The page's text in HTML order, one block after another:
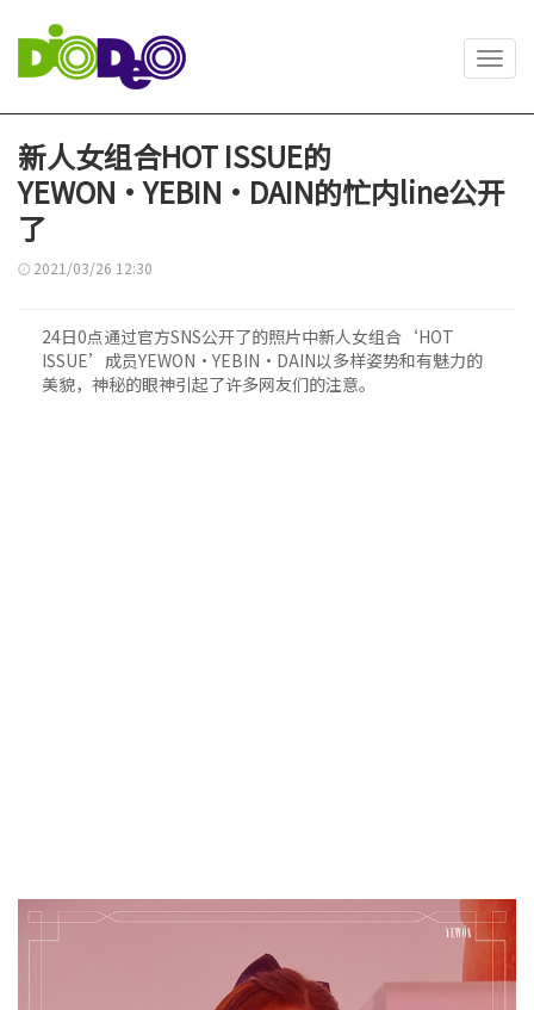
新人女组合HOT ISSUE的
YEWON·YEBIN·DAIN的忙内line公开
了
2021/03/26 12:30
24日0点通过官方SNS公开了的照片中新人女组合‘HOT
ISSUE’成员YEWON·YEBIN·DAIN以多样姿势和有魅力的
美貌，神秘的眼神引起了许多网友们的注意。